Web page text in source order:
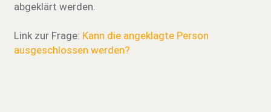
abgeklärt werden.
Link zur Frage: Kann die angeklagte Person
ausgeschlossen werden?